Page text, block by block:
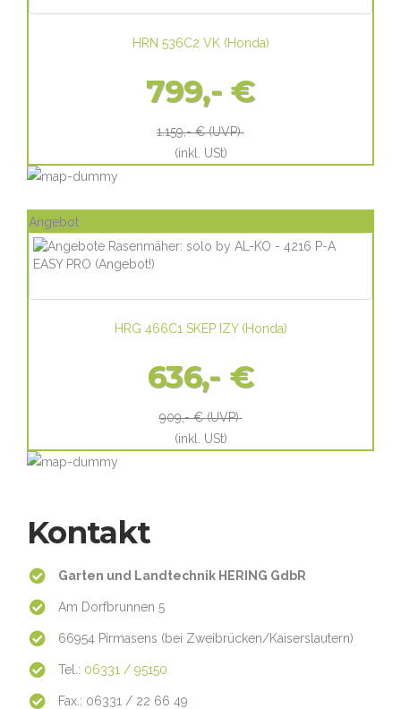
HRN 536C2 VK(Honda)
799,- €
1.159,- € (UVP)
(inkl. USt)
Angebot
HRG 466C1 SKEP IZY(Honda)
636,- €
909,- € (UVP)
(inkl. USt)
Kontakt
Garten und Landtechnik HERING GdbR
Am Dorfbrunnen 5
66954 Pirmasens (bei Zweibrücken/Kaiserslautern)
Tel.: 06331 / 95150
Fax.: 06331 / 22 66 49